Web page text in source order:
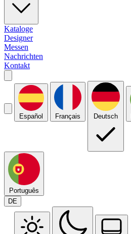
Kataloge
Designer
Messen
Nachrichten
Kontakt
Español Français Deutsch
Português
DE